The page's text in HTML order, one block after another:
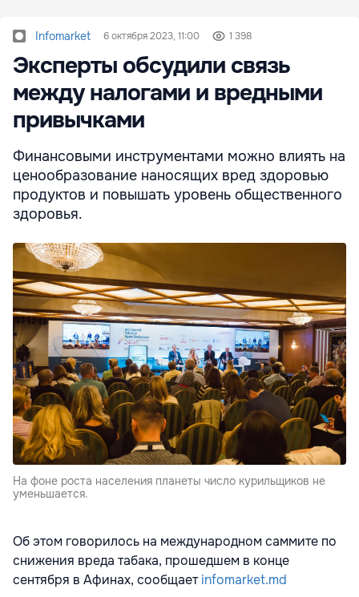
Infomarket 6 октября 2023, 11:00 1 398
Эксперты обсудили связь
между налогами и вредными
привычками
Финансовыми инструментами можно влиять на
ценообразование наносящих вред здоровью
продуктов и повышать уровень общественного
здоровья.
На фоне роста населения планеты число курильщиков не
уменьшается.
Об этом говорилось на международном саммите по
снижения вреда табака, прошедшем в конце
сентября в Афинах, сообщаетinfomarket.md